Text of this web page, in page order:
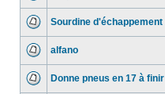
Sourdine d'échappement
alfano
Donne pneus en 17 à finir